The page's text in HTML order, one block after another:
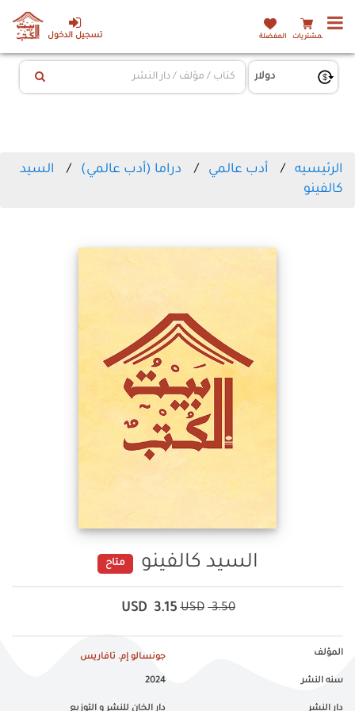
تسجيل الدخول المشتريات المفضلة
الرئيسيه أدب عالمي دراما (أدب عالمي)
السيد
كالفينو
السيد كالفينو متاح
3.50
USD
3.15
USD
المؤلف جونسالو إم. تافاريس
سنه النشر 2024
دار النشر دار الخان للنشر و التوزيع